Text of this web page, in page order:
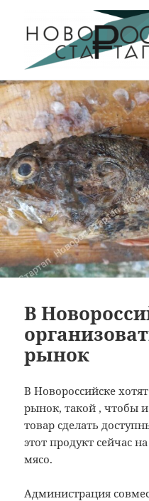
Новорос
В
рынок
В Новороссийске
рынок, такой , чтобы
товар сделать
этот продукт сейчас
мясо.
Администрация